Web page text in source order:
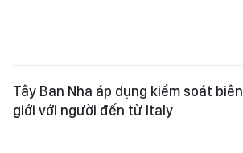
Tây Ban Nha áp dụng kiểm soát biên
giới với người đến từ Italy